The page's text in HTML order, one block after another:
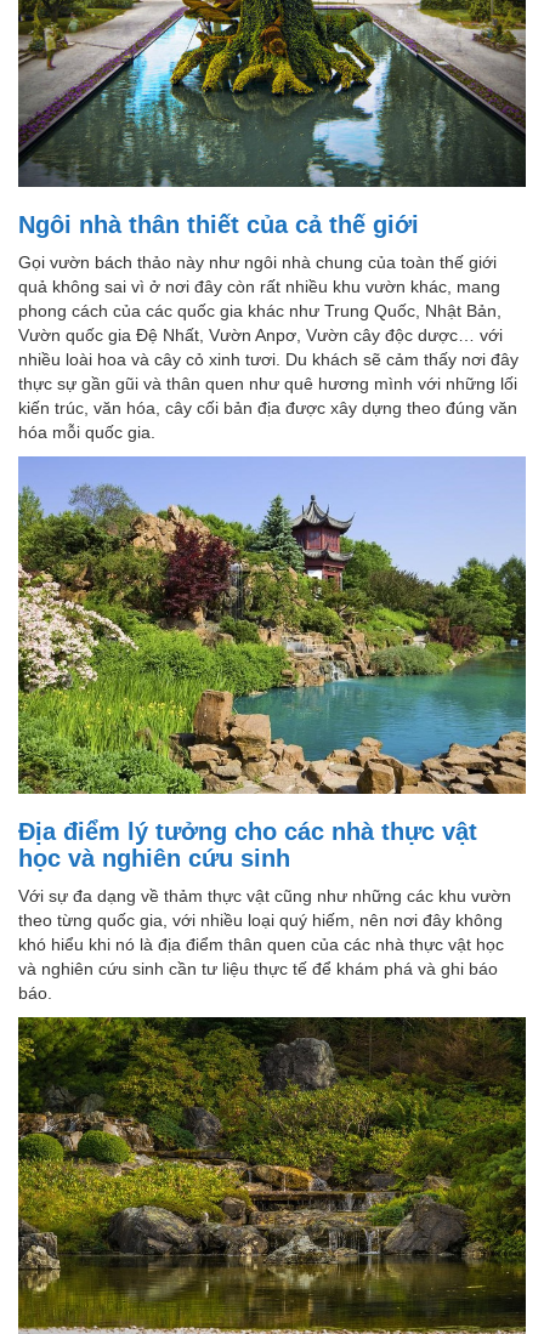
Ngôi nhà thân thiết của cả thế giới
Gọi vườn bách thảo này như ngôi nhà chung của toàn thế giới
quả không sai vì ở nơi đây còn rất nhiều khu vườn khác, mang
phong cách của các quốc gia khác như Trung Quốc, Nhật Bản,
Vườn quốc gia Đệ Nhất, Vườn Anpơ, Vườn cây độc dược… với
nhiều loài hoa và cây cỏ xinh tươi. Du khách sẽ cảm thấy nơi đây
thực sự gần gũi và thân quen như quê hương mình với những lối
kiến trúc, văn hóa, cây cối bản địa được xây dựng theo đúng văn
hóa mỗi quốc gia.
Địa điểm lý tưởng cho các nhà thực vật
học và nghiên cứu sinh
Với sự đa dạng về thảm thực vật cũng như những các khu vườn
theo từng quốc gia, với nhiều loại quý hiếm, nên nơi đây không
khó hiểu khi nó là địa điểm thân quen của các nhà thực vật học
và nghiên cứu sinh cần tư liệu thực tế để khám phá và ghi báo
báo.